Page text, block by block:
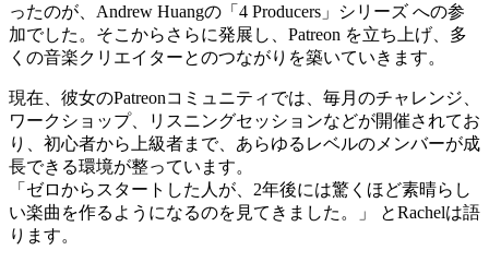
ったのが、Andrew Huangの「4 Producers」シリーズ への参
加でした。そこからさらに発展し、Patreon を立ち上げ、多
くの音楽クリエイターとのつながりを築いていきます。
現在、彼女のPatreonコミュニティでは、毎月のチャレンジ、
ワークショップ、リスニングセッションなどが開催されてお
り、初心者から上級者まで、あらゆるレベルのメンバーが成
長できる環境が整っています。
「ゼロからスタートした人が、2年後には驚くほど素晴らし
い楽曲を作るようになるのを見てきました。」 とRachelは語
ります。